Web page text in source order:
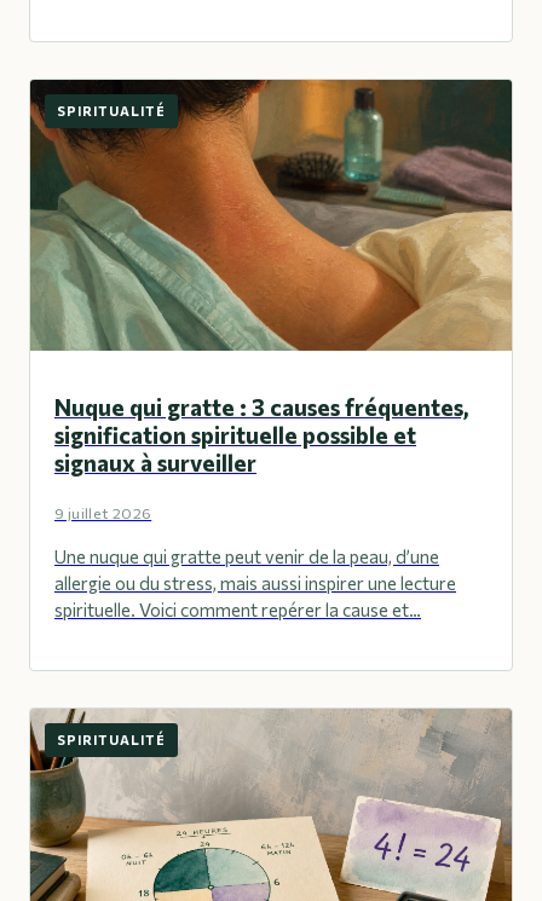
SPIRITUALITÉ
Nuque qui gratte : 3 causes fréquentes,
signification spirituelle possible et
signaux à surveiller
9 juillet 2026
Une nuque qui gratte peut venir de la peau, d’une
allergie ou du stress, mais aussi inspirer une lecture
spirituelle. Voici comment repérer la cause et…
SPIRITUALITÉ